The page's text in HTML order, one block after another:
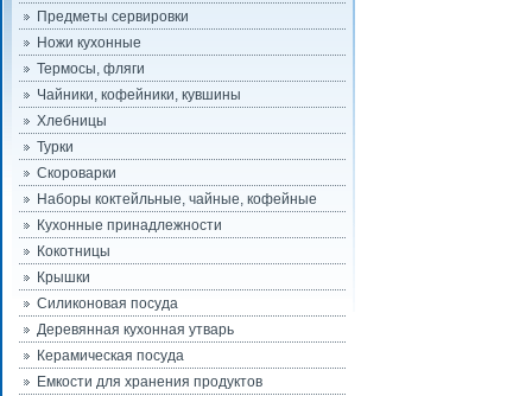
Предметы сервировки
Ножи кухонные
Термосы, фляги
Чайники, кофейники, кувшины
Хлебницы
Турки
Скороварки
Наборы коктейльные, чайные, кофейные
Кухонные принадлежности
Кокотницы
Крышки
Силиконовая посуда
Деревянная кухонная утварь
Керамическая посуда
Емкости для хранения продуктов